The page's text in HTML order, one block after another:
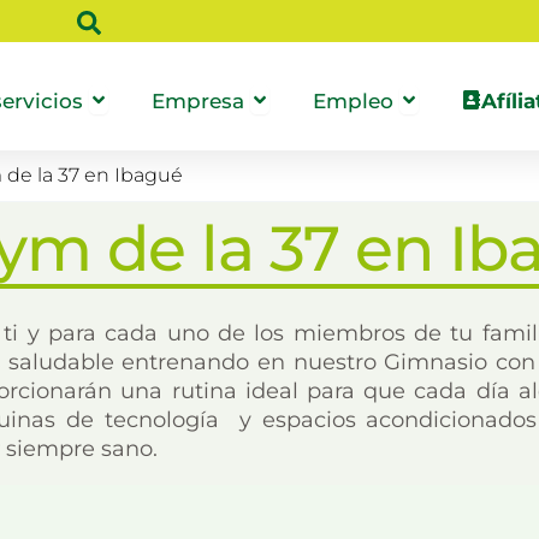
Abrir Nuestros servicios
Empresa Abrir Empresa
Empleo Abrir
de la 37 en Ibagué
de la 37 en
ti y para cada uno de los miembros de tu
saludable entrenando en nuestro Gimnasio
una rutina ideal para que cada día
de tecnología y espacios
siempre sano.